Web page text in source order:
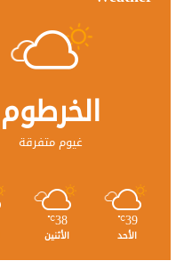
الخرطوم
غيوم متفرقة
39
℃
الأحد
38
℃
الأثنين